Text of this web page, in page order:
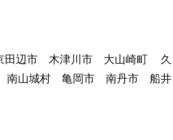
辺市 木津川市 大山崎町 久
山城村 亀岡市 南丹市 船井